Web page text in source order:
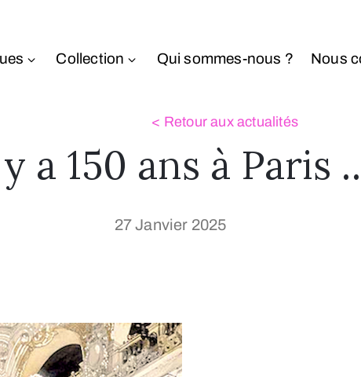
Collection Qui sommes-nous ? Nous
a 150 ans à Paris
27 Janvier 2025